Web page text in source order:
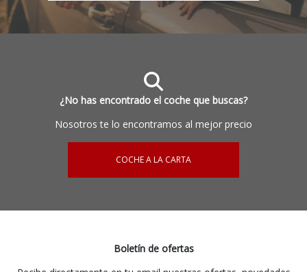
¿No has encontrado el coche que buscas?
Nosotros te lo encontramos al mejor precio
COCHE A LA CARTA
Boletín de ofertas